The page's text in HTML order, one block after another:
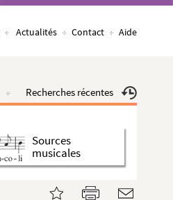
Actualités Contact Aide
Recherches récentes
Sources
musicales